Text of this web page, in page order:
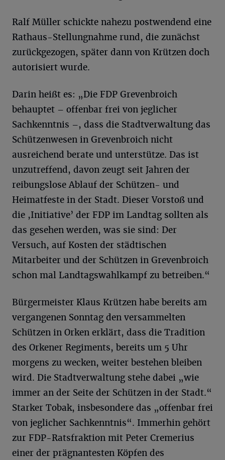
Ralf Müller schickte nahezu postwendend eine
Rathaus-Stellungnahme rund, die zunächst
zurückgezogen, später dann von Krützen doch
autorisiert wurde.
Darin heißt es: „Die FDP Grevenbroich
behauptet – offenbar frei von jeglicher
Sachkenntnis –, dass die Stadtverwaltung das
Schützenwesen in Grevenbroich nicht
ausreichend berate und unterstütze. Das ist
unzutreffend, davon zeugt seit Jahren der
reibungslose Ablauf der Schützen- und
Heimatfeste in der Stadt. Dieser Vorstoß und
die ,Initiative’ der FDP im Landtag sollten als
das gesehen werden, was sie sind: Der
Versuch, auf Kosten der städtischen
Mitarbeiter und der Schützen in Grevenbroich
schon mal Landtagswahlkampf zu betreiben.“
Bürgermeister Klaus Krützen habe bereits am
vergangenen Sonntag den versammelten
Schützen in Orken erklärt, dass die Tradition
des Orkener Regiments, bereits um 5 Uhr
morgens zu wecken, weiter bestehen bleiben
wird. Die Stadtverwaltung stehe dabei „wie
immer an der Seite der Schützen in der Stadt.“
Starker Tobak, insbesondere das „offenbar frei
von jeglicher Sachkenntnis“. Immerhin gehört
zur FDP-Ratsfraktion mit Peter Cremerius
einer der prägnantesten Köpfen des